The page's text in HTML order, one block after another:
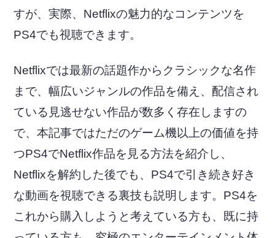
すが、実際、Netflixの魅力的なコンテンツを
PS4でも視聴できます。
Netflixでは最新の話題作からクラシックな名作
まで、幅広いジャンルの作品を備え、配信され
ている見逃せない作品が数多く存在しますの
で、本記事ではただのゲーム機以上の価値を持
つPS4でNetflix作品を見る方法を紹介し、
Netflixを解約した後でも、PS4で引き続き好き
な動画を視聴できる裏技も説明します。PS4を
これから購入しようと考えている方も、既に持